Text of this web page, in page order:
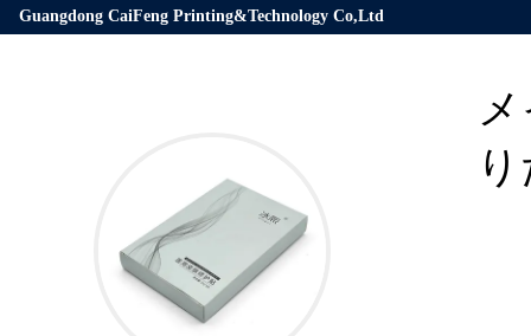
Guangdong CaiFeng Printing&Technology Co,Ltd